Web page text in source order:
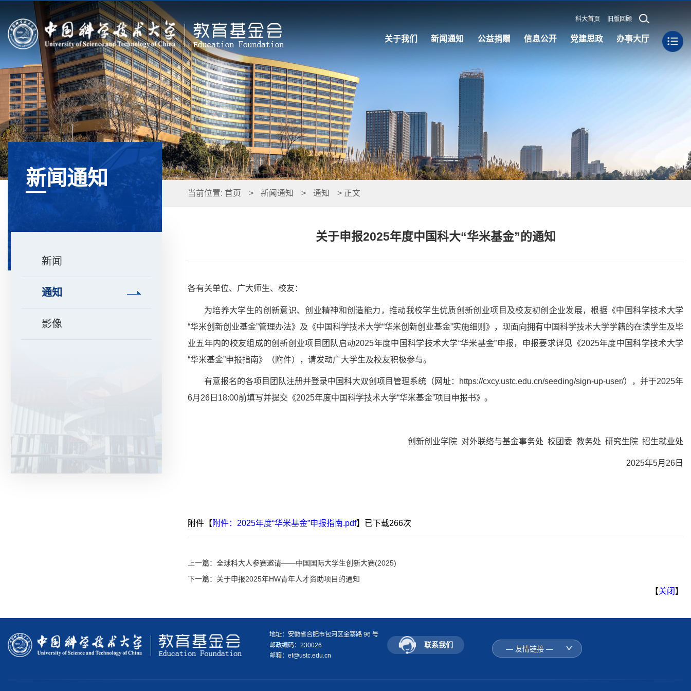
科大首页 旧版回顾
关于我们 新闻通知 公益捐赠 信息公开 党建思政 办事大厅
新闻通知
新闻
通知
影像
当前位置: 首页 > 新闻通知 > 通知 > 正文
关于申报2025年度中国科大“华米基金”的通知
各有关单位、广大师生、校友：
为培养大学生的创新意识、创业精神和创造能力，推动我校学生优质创新创业项目及校友初创企业发展，根据《中国科学技术大学
“华米创新创业基金”管理办法》及《中国科学技术大学“华米创新创业基金”实施细则》，现面向拥有中国科学技术大学学籍的在读学生及毕
业五年内的校友组成的创新创业项目团队启动2025年度中国科学技术大学“华米基金”申报，申报要求详见《2025年度中国科学技术大学
“华米基金”申报指南》（附件），请发动广大学生及校友积极参与。
有意报名的各项目团队注册并登录中国科大双创项目管理系统（网址： https://cxcy.ustc.edu.cn/seeding/sign-up-user/），并于2025年
6月 26 日 18:00前填写并提交《2025年度中国科学技术大学“华米基金”项目申报书》。
创新创业学院 对外联络与基金事务处 校团委 教务处 研究生院 招生就业处
2025年5月 26 日
附件【 附件：2025年度“华米基金”申报指南.pdf】已下载266次
上一篇： 全球科大人参赛邀请——中国国际大学生创新大赛(2025)
下一篇： 关于申报2025年HW青年人才资助项目的通知
【关闭 】
地址：安徽省合肥市包河区金寨路 96 号
邮政编码：230026
邮箱：ef@ustc.edu.cn
联系我们 — 友情链接 —